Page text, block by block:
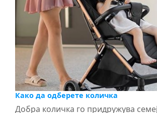
Како да одберете количка
Добра количка го придружува